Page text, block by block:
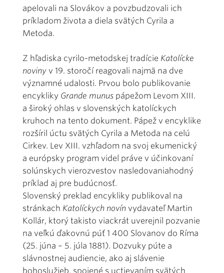
apelovali na Slovákov a povzbudzovali ich
príkladom života a diela svätých Cyrila a
Metoda.
Z hľadiska cyrilo-metodskej tradície Katolícke
noviny v 19. storočí reagovali najmä na dve
významné udalosti. Prvou bolo publikovanie
encykliky Grande munus pápežom Levom XIII.
a široký ohlas v slovenských katolíckych
kruhoch na tento dokument. Pápež v encyklike
rozšíril úctu svätých Cyrila a Metoda na celú
Cirkev. Lev XIII. vzhľadom na svoj ekumenický
a európsky program videl práve v účinkovaní
solúnskych vierozvestov nasledovaniahodný
príklad aj pre budúcnosť.
Slovenský preklad encykliky publikoval na
stránkach Katolíckych novín vydavateľ Martin
Kollár, ktorý takisto viackrát uverejnil pozvanie
na veľkú ďakovnú púť 1 400 Slovanov do Ríma
(25. júna – 5. júla 1881). Dozvuky púte a
slávnostnej audiencie, ako aj slávenie
bohoslužieb, spojené s uctievaním svätých